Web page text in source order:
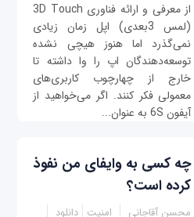
از معرفی و ارائه فناوری 3D Touch
(لمس 3بعدی) اپل زمان زیادی
نمی‌گذرد اما هنوز هیچی نشده
توسعه‌دهندگان اپ را وا داشته تا
خارج از چهارچوب کاربری‌های
معمولی فکر کنند. اگر می‌خواهید از
آیفون 6S به عنوان...
چه کسی به وای‎فای من نفوذ
کرده است؟
محسن آقاجانی امنیت دانلود